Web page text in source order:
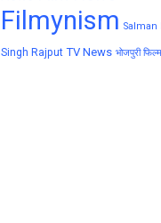
Filmynism Salman
Singh Rajput TV News भोजपुरी फिल्म